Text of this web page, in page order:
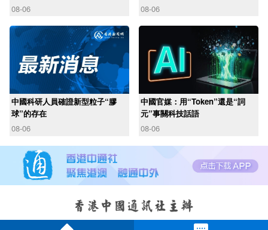
08-06
08-06
中國科研人員確證新型粒子“膠
球”的存在
08-06
中國官媒：用“Token”還是“詞
元”事關科技話語
08-06